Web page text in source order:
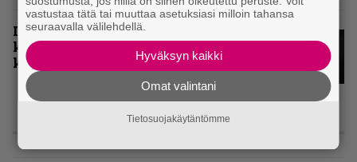
Inferno valitsi vuoden 2024
kovimmat albumit – tässä
kotimaisten kymmenen parasta
vastustaa tätä tai muuttaa asetuksiasi milloin tahansa
seuraavalla välilehdellä.
Hyväksyn kaikki
Omat valintani
Tietosuojakäytäntömme